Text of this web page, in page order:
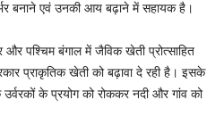
बनाने एवं उनकी आय बढ़ाने में सहायक है।
और पश्चिम बंगाल में जैविक खेती प्रोत्साहित
प्राकृतिक खेती को बढ़ावा दे रही है। इसके
उर्वरकों के प्रयोग को रोककर नदी और गांव को